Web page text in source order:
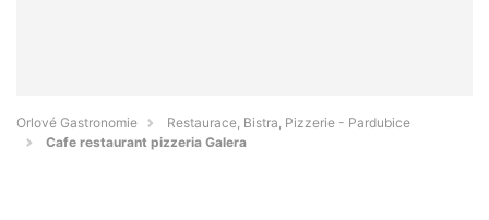
Orlové Gastronomie
Restaurace, Bistra, Pizzerie - Pardubice
Cafe restaurant pizzeria Galera